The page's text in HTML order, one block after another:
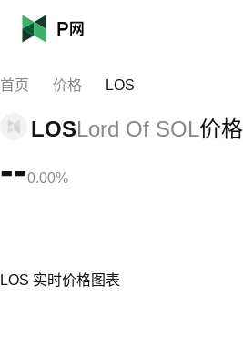
首页 价格 LOS
LOSLord Of SOL价格
--0.00%
LOS 实时价格图表